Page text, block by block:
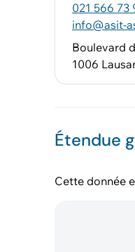
021 566 73
info@asit-
Boulevard
1006
Étendue
Cette donnée